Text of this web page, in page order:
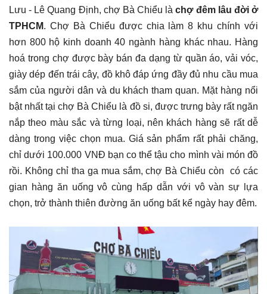
Lưu - Lê Quang Định, chợ Bà Chiểu làchợ đêm lâu đời ở
TPHCM. Chợ Bà Chiểu được chia làm 8 khu chính với
hơn 800 hộ kinh doanh 40 ngành hàng khác nhau. Hàng
hoá trong chợ được bày bán đa dạng từ quần áo, vải vóc,
giày dép đến trái cây, đồ khô đáp ứng đầy đủ nhu cầu mua
sắm của người dân và du khách tham quan. Mặt hàng nổi
bật nhất tại chợ Bà Chiểu là đồ si, được trưng bày rất ngăn
nắp theo màu sắc và từng loại, nên khách hàng sẽ rất dễ
dàng trong việc chọn mua. Giá sản phẩm rất phải chăng,
chỉ dưới 100.000 VNĐ bạn co thể tậu cho mình vài món đồ
rồi. Không chỉ tha ga mua sắm, chợ Bà Chiểu còn có các
gian hàng ăn uống vô cùng hấp dẫn với vô vàn sự lựa
chọn, trở thành thiên đường ăn uống bất kể ngày hay đêm.